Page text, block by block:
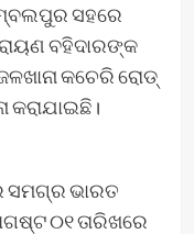
ସହରେ
ବହିଦାରଙ୍କ
କଚେରି ରୋଡ୍
କରାଯାଇଛି।
ସମଗ୍ର ଭାରତ
୦୧ ତାରିଖରେ